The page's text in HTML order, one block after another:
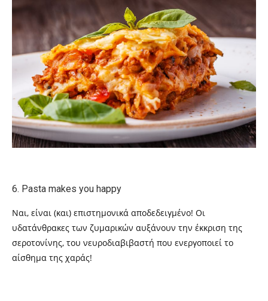
6. Pasta makes you happy
Ναι, είναι (και) επιστημονικά αποδεδειγμένο! Οι
υδατάνθρακες των ζυμαρικών αυξάνουν την έκκριση της
σεροτονίνης, του νευροδιαβιβαστή που ενεργοποιεί το
αίσθημα της χαράς!